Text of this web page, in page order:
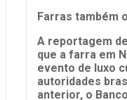
Farras também
A reportagem
que a farra em
evento de luxo
autoridades
anterior, o